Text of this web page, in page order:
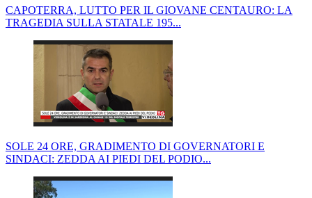
CAPOTERRA, LUTTO PER IL GIOVANE CENTAURO: LA
TRAGEDIA SULLA STATALE 195...
SOLE 24 ORE, GRADIMENTO DI GOVERNATORI E
SINDACI: ZEDDA AI PIEDI DEL PODIO...